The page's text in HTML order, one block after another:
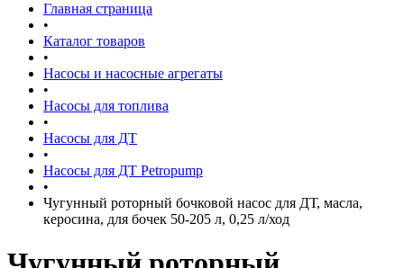
Главная страница
•
Каталог товаров
•
Насосы и насосные агрегаты
•
Насосы для топлива
•
Насосы для ДТ
•
Насосы для ДТ Petropump
•
Чугунный роторный бочковой насос для ДТ, масла,
керосина, для бочек 50-205 л, 0,25 л/ход